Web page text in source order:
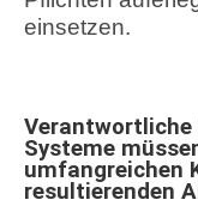
einsetzen.
Verantwortliche
Systeme
umfangreichen
resultierenden